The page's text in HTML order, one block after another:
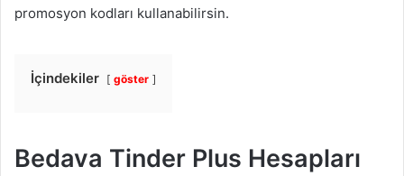
promosyon kodları kullanabilirsin.
İçindekiler göster
Bedava Tinder Plus Hesapları